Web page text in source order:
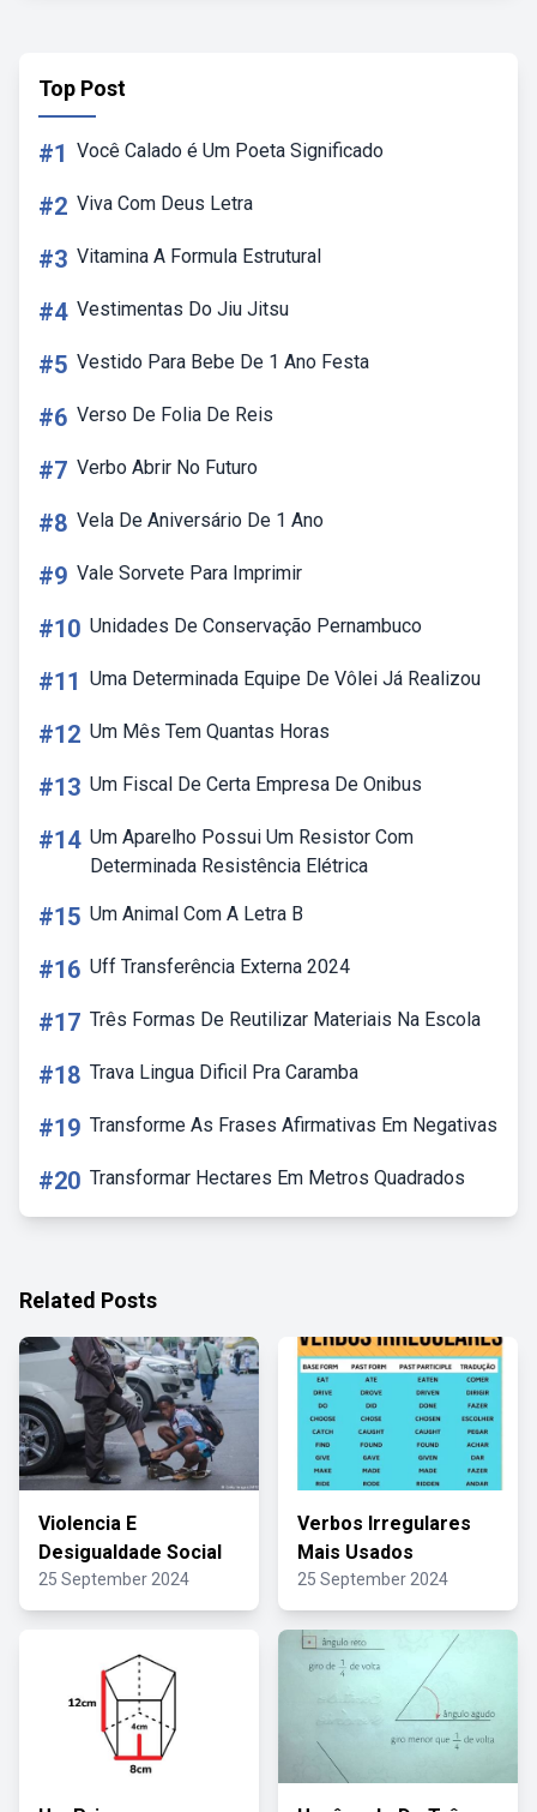
Top Post
#1 Você Calado é Um Poeta Significado
#2 Viva Com Deus Letra
#3 Vitamina A Formula Estrutural
#4 Vestimentas Do Jiu Jitsu
#5 Vestido Para Bebe De 1 Ano Festa
#6 Verso De Folia De Reis
#7 Verbo Abrir No Futuro
#8 Vela De Aniversário De 1 Ano
#9 Vale Sorvete Para Imprimir
#10 Unidades De Conservação Pernambuco
#11 Uma Determinada Equipe De Vôlei Já Realizou
#12 Um Mês Tem Quantas Horas
#13 Um Fiscal De Certa Empresa De Onibus
#14 Um Aparelho Possui Um Resistor Com
Determinada Resistência Elétrica
#15 Um Animal Com A Letra B
#16 Uff Transferência Externa 2024
#17 Três Formas De Reutilizar Materiais Na Escola
#18 Trava Lingua Dificil Pra Caramba
#19 Transforme As Frases Afirmativas Em Negativas
#20 Transformar Hectares Em Metros Quadrados
Related Posts
Violencia E
Desigualdade Social
25 September 2024
Verbos Irregulares
Mais Usados
25 September 2024